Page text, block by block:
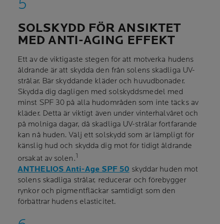
SOLSKYDD FÖR ANSIKTET
MED ANTI-AGING EFFEKT
Ett av de viktigaste stegen för att motverka hudens
åldrande är att skydda den från solens skadliga UV-
strålar. Bär skyddande kläder och huvudbonader.
Skydda dig dagligen med solskyddsmedel med
minst SPF 30 på alla hudområden som inte täcks av
kläder. Detta är viktigt även under vinterhalvåret och
på molniga dagar, då skadliga UV-strålar fortfarande
kan nå huden. Välj ett solskydd som är lämpligt för
känslig hud och skydda dig mot för tidigt åldrande
orsakat av solen.1
ANTHELIOS Anti-Age SPF 50 skyddar huden mot
solens skadliga strålar, reducerar och förebygger
rynkor och pigmentfläckar samtidigt som den
förbättrar hudens elasticitet.